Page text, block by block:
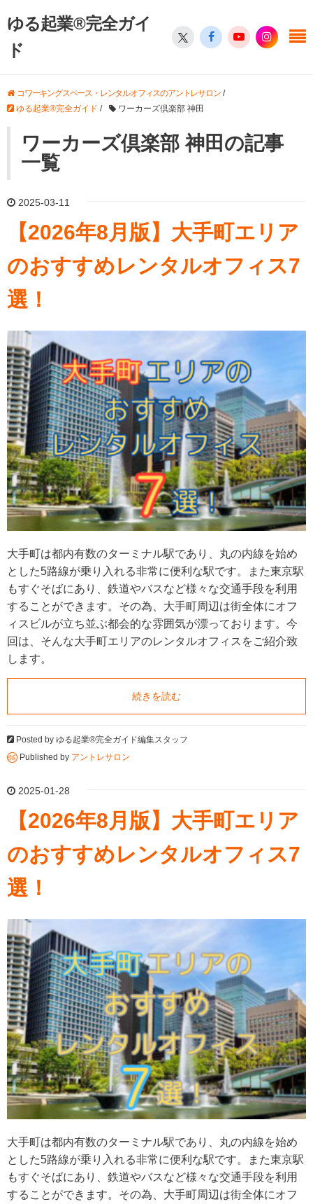
ゆる起業®完全ガイ
ド
コワーキングスペース・レンタルオフィスのアントレサロン/
ゆる起業®完全ガイド / ワーカーズ倶楽部 神田
ワーカーズ倶楽部 神田の記事
一覧
2025-03-11
【2026年8月版】大手町エリア
のおすすめレンタルオフィス7
選！
大手町は都内有数のターミナル駅であり、丸の内線を始め
とした5路線が乗り入れる非常に便利な駅です。また東京駅
もすぐそばにあり、鉄道やバスなど様々な交通手段を利用
することができます。その為、大手町周辺は街全体にオフ
ィスビルが立ち並ぶ都会的な雰囲気が漂っております。今
回は、そんな大手町エリアのレンタルオフィスをご紹介致
します。
続きを読む
Posted by ゆる起業®完全ガイド編集スタッフ
Published by アントレサロン
2025-01-28
【2026年8月版】大手町エリア
のおすすめレンタルオフィス7
選！
大手町は都内有数のターミナル駅であり、丸の内線を始め
とした5路線が乗り入れる非常に便利な駅です。また東京駅
もすぐそばにあり、鉄道やバスなど様々な交通手段を利用
することができます。その為、大手町周辺は街全体にオフ